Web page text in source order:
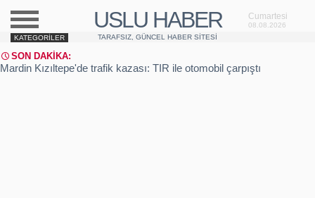
KATEGORILER
USLU HABER
TARAFSIZ, GÜNCEL HABER SITESI
Cumartesi
08.08.2026
SON DAKIKA:
Mardin Kızıltepe'de trafik kazası: TIR ile otomobil çarpıştı